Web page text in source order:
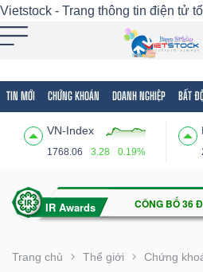
Vietstock - Trang thông tin điện tử
TIN MỚI CHỨNG KHOÁN DOANH NGHIỆP BẤT
VN-Index
1768.06 3.28 0.19%
Trang chủ Thế giới Chứng
Tất cả Tính năng Ngành
Tính
(-)
VIETSTOCK